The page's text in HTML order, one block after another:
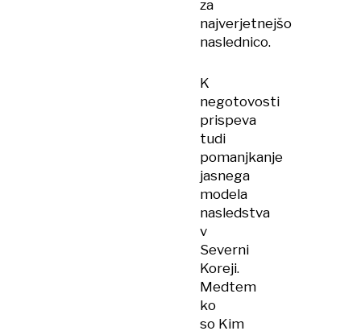
za
najverjetnejšo
naslednico.
K
negotovosti
prispeva
tudi
pomanjkanje
jasnega
modela
nasledstva
v
Severni
Koreji.
Medtem
ko
so Kim